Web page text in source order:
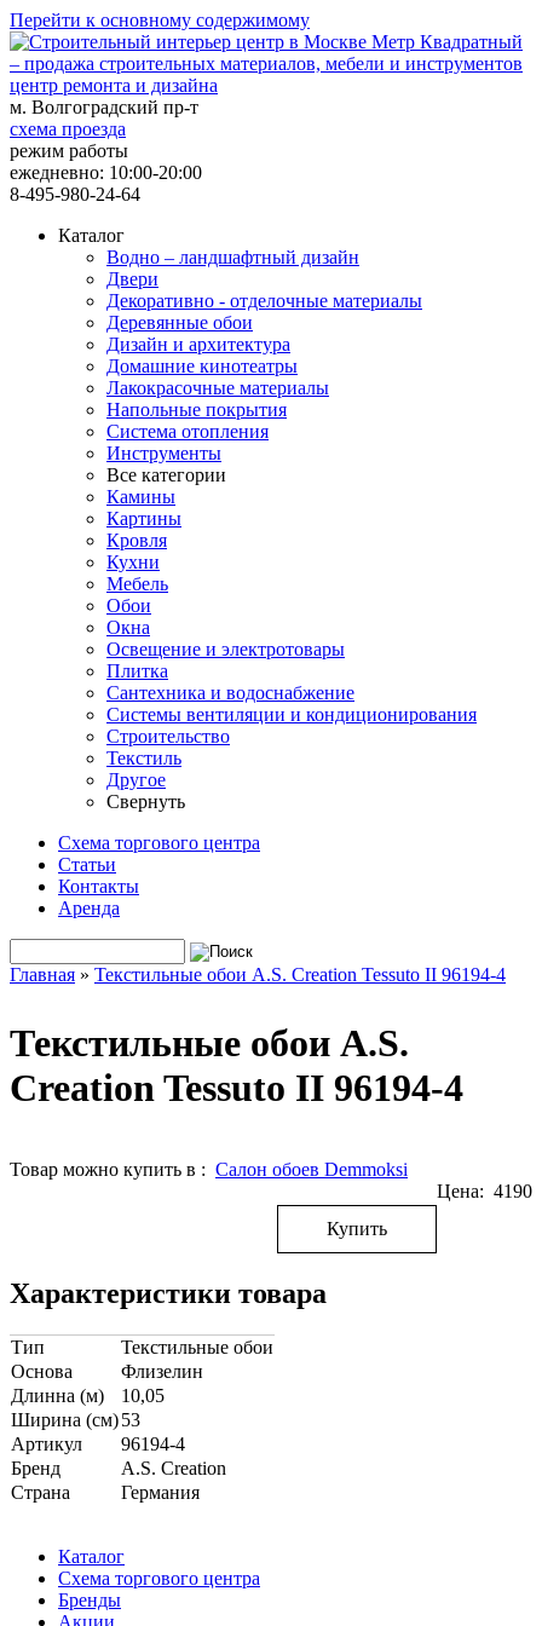
Перейти к основному содержимому
центр ремонта и дизайна
м. Волгоградский пр-т
схема проезда
режим работы
ежедневно: 10:00-20:00
8-495-980-24-64
Каталог
Водно – ландшафтный дизайн
Двери
Декоративно - отделочные материалы
Деревянные обои
Дизайн и архитектура
Домашние кинотеатры
Лакокрасочные материалы
Напольные покрытия
Система отопления
Инструменты
Все категории
Камины
Картины
Кровля
Кухни
Мебель
Обои
Окна
Освещение и электротовары
Плитка
Сантехника и водоснабжение
Системы вентиляции и кондиционирования
Строительство
Текстиль
Другое
Свернуть
Схема торгового центра
Статьи
Контакты
Аренда
Форма поиска
Главная » Текстильные обои A.S. Creation Tessuto II 96194-4
Текстильные обои A.S.
Creation Tessuto II 96194-4
Товар можно купить в : Cалон обоев Demmoksi
Цена: 4190
Купить
Характеристики товара
Тип
Текстильные обои
Основа
Флизелин
Длинна (м)
10,05
Ширина (см)53
Артикул
96194-4
Бренд
A.S. Creation
Страна
Германия
Каталог
Схема торгового центра
Бренды
Акции